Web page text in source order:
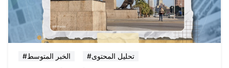
#الخبر المتوسط #تحليل المحتوى